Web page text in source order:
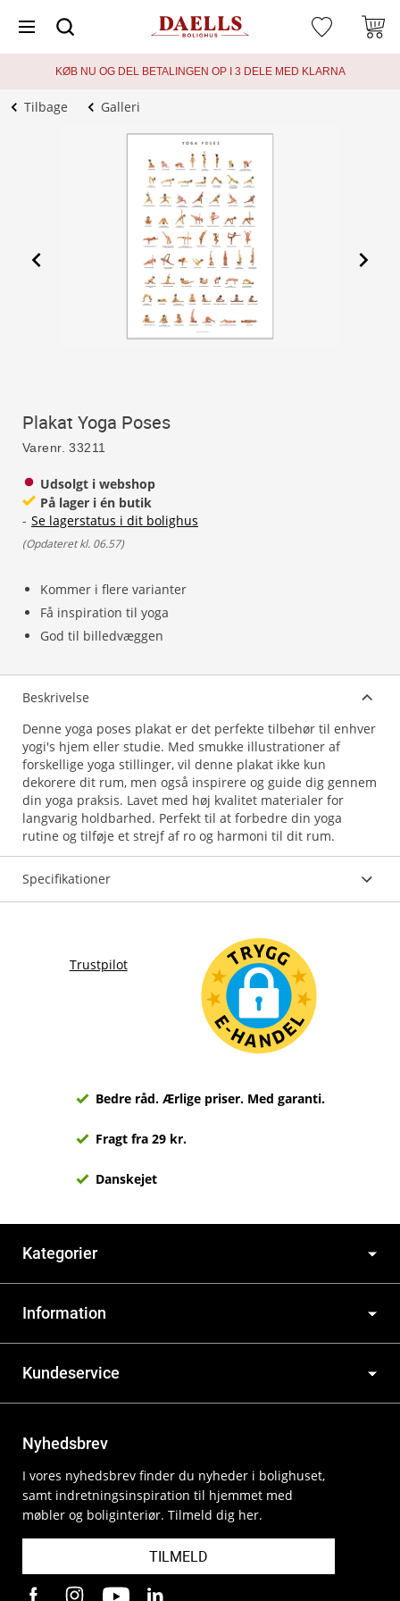
KØB NU OG DEL BETALINGEN OP I 3 DELE MED KLARNA
Tilbage Galleri
Plakat Yoga Poses
Varenr. 33211
Kommer i flere varianter
Få inspiration til yoga
God til billedvæggen
Udsolgt i webshop
På lager i én butik
- Se lagerstatus i dit bolighus
(Opdateret kl. 06.57)
Beskrivelse
Denne yoga poses plakat er det perfekte tilbehør til enhver
yogi's hjem eller studie. Med smukke illustrationer af
forskellige yoga stillinger, vil denne plakat ikke kun
dekorere dit rum, men også inspirere og guide dig gennem
din yoga praksis. Lavet med høj kvalitet materialer for
langvarig holdbarhed. Perfekt til at forbedre din yoga
rutine og tilføje et strejf af ro og harmoni til dit rum.
Specifikationer
Trustpilot
Bedre råd. Ærlige priser. Med garanti.
Fragt fra 29 kr.
Danskejet
Kategorier
Information
Kundeservice
Nyhedsbrev
I vores nyhedsbrev finder du nyheder i bolighuset,
samt indretningsinspiration til hjemmet med
møbler og boliginteriør. Tilmeld dig her.
TILMELD